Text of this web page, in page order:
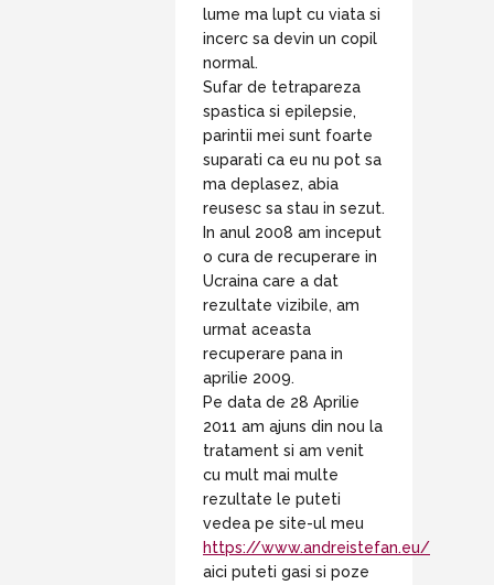
lume ma lupt cu viata si
incerc sa devin un copil
normal.
Sufar de tetrapareza
spastica si epilepsie,
parintii mei sunt foarte
suparati ca eu nu pot sa
ma deplasez, abia
reusesc sa stau in sezut.
In anul 2008 am inceput
o cura de recuperare in
Ucraina care a dat
rezultate vizibile, am
urmat aceasta
recuperare pana in
aprilie 2009.
Pe data de 28 Aprilie
2011 am ajuns din nou la
tratament si am venit
cu mult mai multe
rezultate le puteti
vedea pe site-ul meu
https://www.andreistefan.eu/
aici puteti gasi si poze